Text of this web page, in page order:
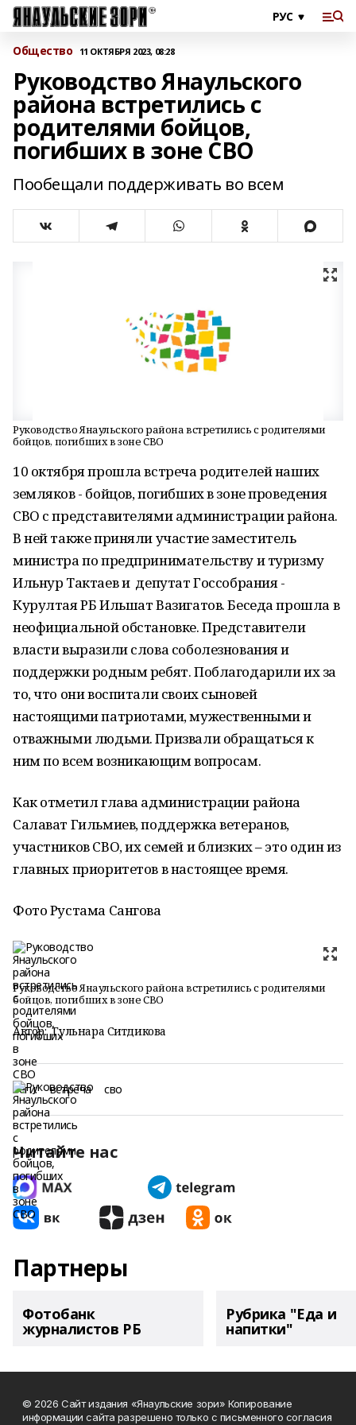
Общество 11 ОКТЯБРЯ 2023, 08:28
Руководство Янаульского
района встретились с
родителями бойцов,
погибших в зоне СВО
Пообещали поддерживать во всем
Руководство Янаульского района встретились с родителями
бойцов, погибших в зоне СВО
10 октября прошла встреча родителей наших
земляков - бойцов, погибших в зоне проведения
СВО с представителями администрации района.
В ней также приняли участие заместитель
министра по предпринимательству и туризму
Ильнур Тактаев и депутат Госсобрания -
Курултая РБ Ильшат Вазигатов. Беседа прошла в
неофициальной обстановке. Представители
власти выразили слова соболезнования и
поддержки родным ребят. Поблагодарили их за
то, что они воспитали своих сыновей
настоящими патриотами, мужественными и
отважными людьми. Призвали обращаться к
ним по всем возникающим вопросам.
Как отметил глава администрации района
Салават Гильмиев, поддержка ветеранов,
участников СВО, их семей и близких – это один из
главных приоритетов в настоящее время.
Фото Рустама Сангова
Руководство Янаульского района встретились с родителями
бойцов, погибших в зоне СВО
Автор: Гульнара Ситдикова
Теги: встреча сво
Читайте нас
Партнеры
Фотобанк
журналистов РБ
Рубрика "Еда и
напитки"
© 2026 Сайт издания «Янаульские зори» Копирование
информации сайта разрешено только с письменного согласия